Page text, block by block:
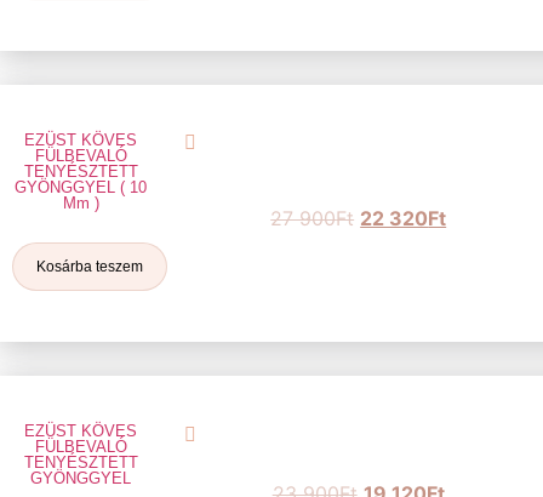
EZÜST KÖVES
FÜLBEVALÓ
TENYÉSZTETT
GYÖNGGYEL ( 10
Mm )
27 900Ft 22 320Ft
Kosárba teszem
EZÜST KÖVES
FÜLBEVALÓ
TENYÉSZTETT
GYÖNGGYEL